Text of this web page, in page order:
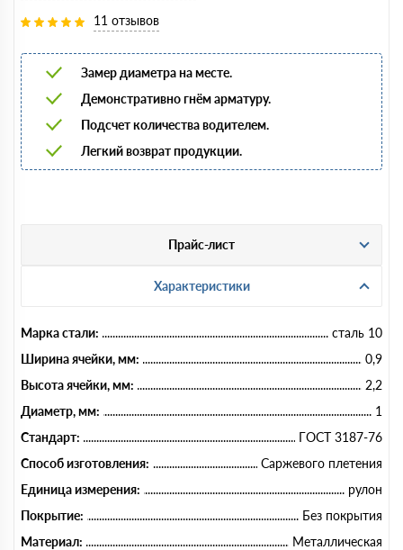
11 отзывов
Замер диаметра на месте.
Демонстративно гнём арматуру.
Подсчет количества водителем.
Легкий возврат продукции.
Прайс-лист
Характеристики
Марка стали:
сталь 10
Ширина ячейки, мм:
0,9
Высота ячейки, мм:
2,2
Диаметр, мм:
1
Стандарт:
ГОСТ 3187-76
Способ изготовления:
Саржевого плетения
Единица измерения:
рулон
Покрытие:
Без покрытия
Материал:
Металлическая